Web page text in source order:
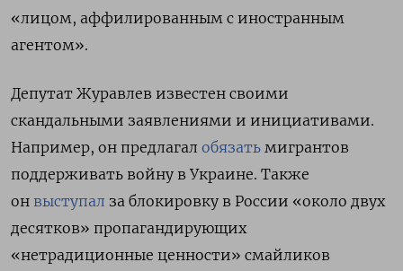
«лицом, аффилированным с иностранным
агентом».
Депутат Журавлев известен своими
скандальными заявлениями и инициативами.
Например, он предлагал обязать мигрантов
поддерживать войну в Украине. Также
он выступал за блокировку в России «около двух
десятков» пропагандирующих
«нетрадиционные ценности» смайликов